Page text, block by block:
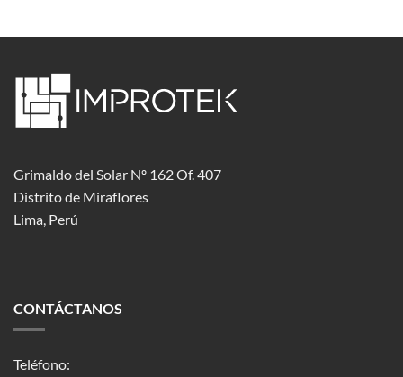
Grimaldo del Solar Nº 162 Of. 407
Distrito de Miraflores
Lima, Perú
CONTÁCTANOS
Teléfono: